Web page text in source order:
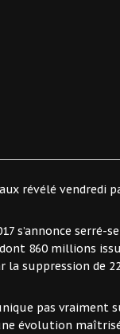
révélé vendredi
s’annonce
860 millions
suppression de
pas vraiment
évolution